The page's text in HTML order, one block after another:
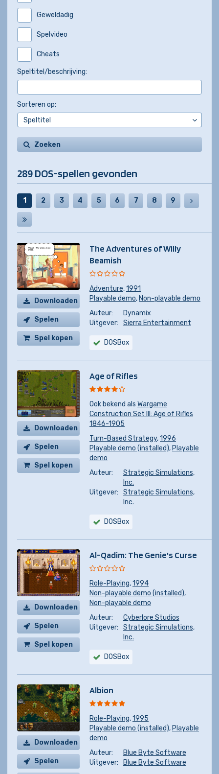
Geweldadig
Spelvideo
Cheats
Speltitel/beschrijving:
Sorteren op:
Zoeken
289 DOS-spellen gevonden
1 2 3 4 5 6 7 8 9
Downloaden
Spelen
Spel kopen
The Adventures of Willy
Beamish
Adventure,1991
Playable demo, Non-playable demo
Auteur:
Dynamix
Uitgever:
Sierra Entertainment
DOSBox
Downloaden
Spelen
Spel kopen
Age of Rifles
Ook bekend als Wargame
Construction Set III: Age of Rifles
1846-1905
Turn-Based Strategy,1996
Playable demo (installed), Playable
demo
Auteur:
Strategic Simulations,
Inc.
Uitgever:
Strategic Simulations,
Inc.
DOSBox
Downloaden
Spelen
Spel kopen
Al-Qadim: The Genie's Curse
Role-Playing,1994
Non-playable demo (installed),
Non-playable demo
Auteur:
Cyberlore Studios
Uitgever:
Strategic Simulations,
Inc.
DOSBox
Downloaden
Spelen
Albion
Role-Playing,1995
Playable demo (installed), Playable
demo
Auteur:
Blue Byte Software
Uitgever:
Blue Byte Software